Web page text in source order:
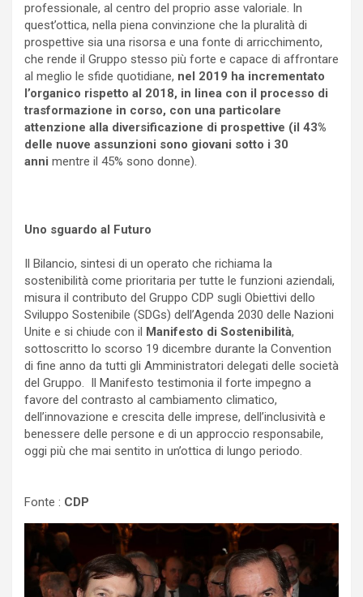
professionale, al centro del proprio asse valoriale. In
quest’ottica, nella piena convinzione che la pluralità di
prospettive sia una risorsa e una fonte di arricchimento,
che rende il Gruppo stesso più forte e capace di affrontare
al meglio le sfide quotidiane, nel 2019 ha incrementato
l’organico rispetto al 2018, in linea con il processo di
trasformazione in corso, con una particolare
attenzione alla diversificazione di prospettive (il 43%
delle nuove assunzioni sono giovani sotto i 30
anni mentre il 45% sono donne).
Uno sguardo al Futuro
Il Bilancio, sintesi di un operato che richiama la
sostenibilità come prioritaria per tutte le funzioni aziendali,
misura il contributo del Gruppo CDP sugli Obiettivi dello
Sviluppo Sostenibile (SDGs) dell’Agenda 2030 delle Nazioni
Unite e si chiude con il Manifesto di Sostenibilità,
sottoscritto lo scorso 19 dicembre durante la Convention
di fine anno da tutti gli Amministratori delegati delle società
del Gruppo. Il Manifesto testimonia il forte impegno a
favore del contrasto al cambiamento climatico,
dell’innovazione e crescita delle imprese, dell’inclusività e
benessere delle persone e di un approccio responsabile,
oggi più che mai sentito in un’ottica di lungo periodo.
Fonte : CDP